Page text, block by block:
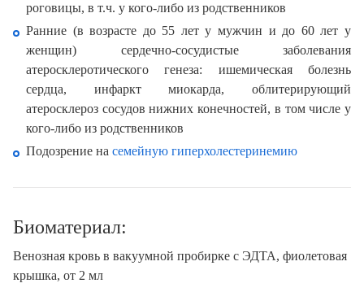
роговицы, в т.ч. у кого-либо из родственников
Ранние (в возрасте до 55 лет у мужчин и до 60 лет у
женщин) сердечно-сосудистые заболевания
атеросклеротического генеза: ишемическая болезнь
сердца, инфаркт миокарда, облитерирующий
атеросклероз сосудов нижних конечностей, в том числе у
кого-либо из родственников
Подозрение на семейную гиперхолестеринемию
Биоматериал:
Венозная кровь в вакуумной пробирке с ЭДТА, фиолетовая
крышка, от 2 мл